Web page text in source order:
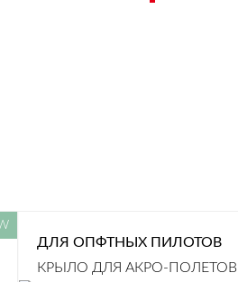
ДЛЯ ОПФТНЫХ ПИЛОТОВ
КРЫЛО ДЛЯ АКРО-ПОЛЕТОВ